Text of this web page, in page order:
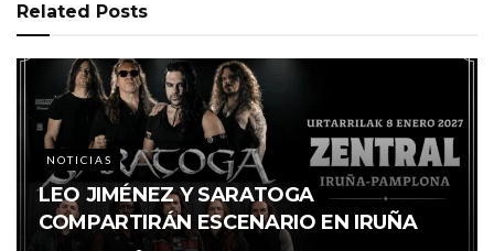
Related Posts
NOTICIAS
LEO JIMÉNEZ Y SARATOGA
COMPARTIRÁN ESCENARIO EN IRUÑA